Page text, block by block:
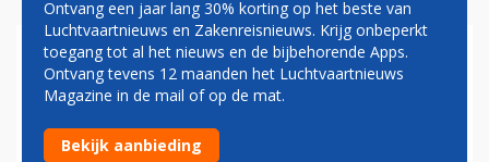
SPANNING LOOPT OP: GAAT
KLM VOOR A350'S OF MEER
787'S?
Ontvang een jaar lang 30% korting op het beste van
Luchtvaartnieuws en Zakenreisnieuws. Krijg onbeperkt
toegang tot al het nieuws en de bijbehorende Apps.
Ontvang tevens 12 maanden het Luchtvaartnieuws
Magazine in de mail of op de mat.
Bekijk aanbieding